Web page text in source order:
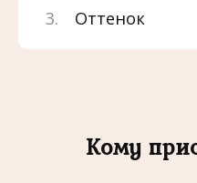
Оттенок
Кому